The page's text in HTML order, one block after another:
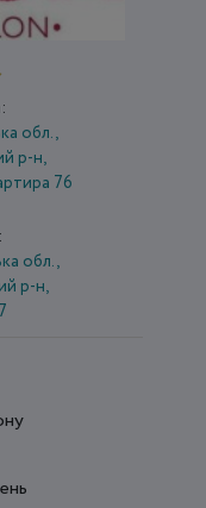
обл.,
р-н,
76
обл.,
р-н,